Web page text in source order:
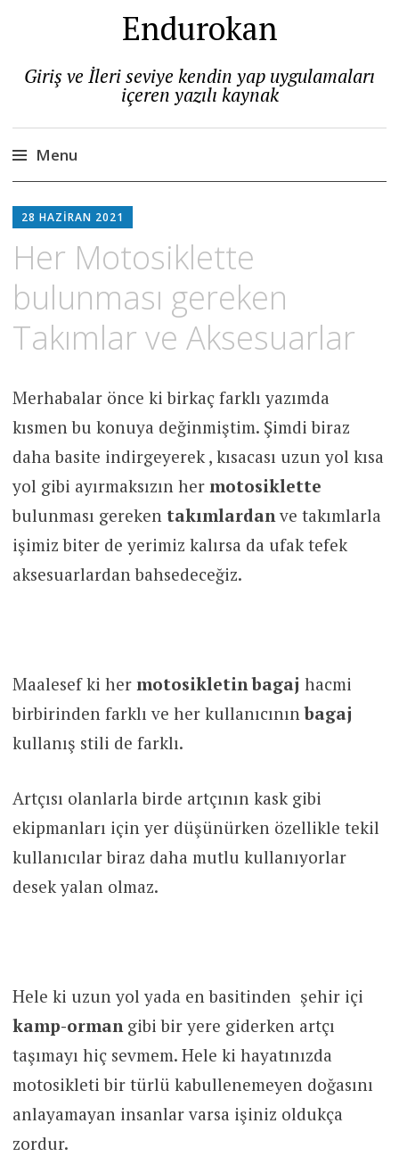
Endurokan
Giriş ve İleri seviye kendin yap uygulamaları
içeren yazılı kaynak
Menu
to
28 HAZIRAN 2021
Her Motosiklette
bulunması gereken
Takımlar ve Aksesuarlar
Merhabalar önce ki birkaç farklı yazımda
kısmen bu konuya değinmiştim. Şimdi biraz
daha basite indirgeyerek , kısacası uzun yol kısa
yol gibi ayırmaksızın her motosiklette
bulunması gereken takımlardanve takımlarla
işimiz biter de yerimiz kalırsa da ufak tefek
aksesuarlardan bahsedeceğiz.
Maalesef ki her motosikletin bagaj hacmi
birbirinden farklı ve her kullanıcınınbagaj
kullanış stili de farklı.
Artçısı olanlarla birde artçının kask gibi
ekipmanları için yer düşünürken özellikle tekil
kullanıcılar biraz daha mutlu kullanıyorlar
desek yalan olmaz.
Hele ki uzun yol yada en basitinden şehir içi
kamp-ormangibi bir yere giderken artçı
taşımayı hiç sevmem. Hele ki hayatınızda
motosikleti bir türlü kabullenemeyen doğasını
anlayamayan insanlar varsa işiniz oldukça
zordur.